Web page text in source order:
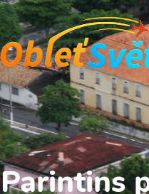
Parintins